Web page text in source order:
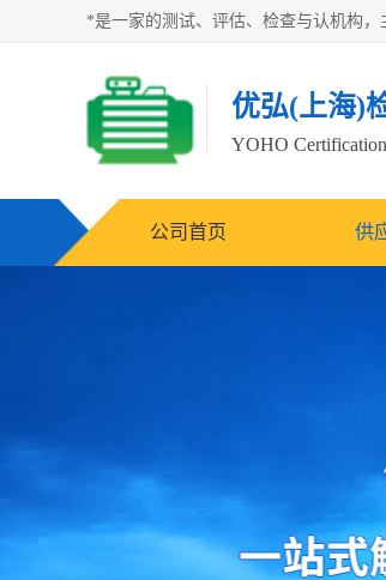
优弘(上海)
YOHO Certification
公司首页 供